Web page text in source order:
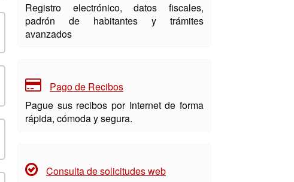
Registro electrónico, datos fiscales,
padrón de habitantes y trámites
avanzados
Pago de Recibos
Pague sus recibos por Internet de forma
rápida, cómoda y segura.
Consulta de solicitudes web